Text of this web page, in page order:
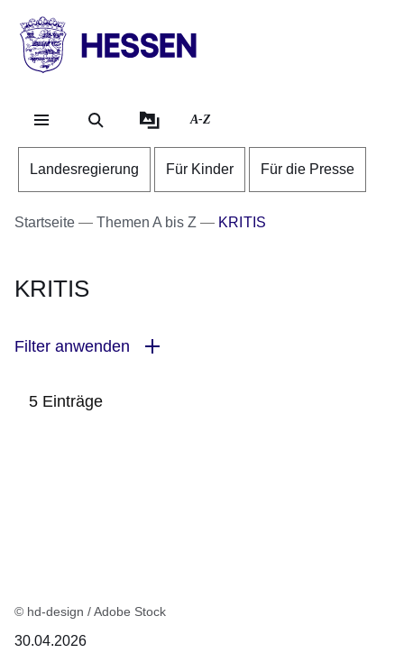
HESSEN
Landesregierung
A-Z
Landesregierung Für Kinder Für die Presse
Startseite Themen A bis Z KRITIS
KRITIS
Filter anwenden
5 Einträge
© hd-design / Adobe Stock
30.04.2026